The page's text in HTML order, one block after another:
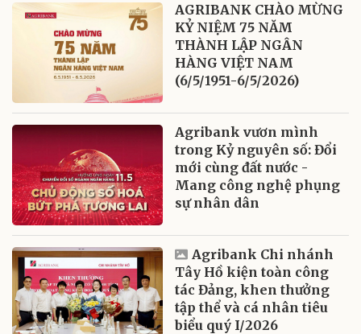
AGRIBANK CHÀO MỪNG
KỶ NIỆM 75 NĂM
THÀNH LẬP NGÂN
HÀNG VIỆT NAM
(6/5/1951-6/5/2026)
Agribank vươn mình
trong Kỷ nguyên số: Đổi
mới cùng đất nước -
Mang công nghệ phụng
sự nhân dân
Agribank Chi nhánh
Tây Hồ kiện toàn công
tác Đảng, khen thưởng
tập thể và cá nhân tiêu
biểu quý I/2026